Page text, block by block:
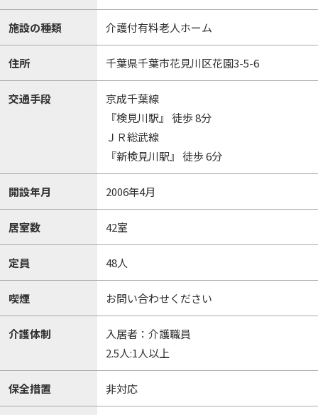
施設の種類 介護付有料老人ホーム
住所 千葉県千葉市花見川区花園3-5-6
交通手段
京成千葉線
『検見川駅』 徒歩 8分
ＪＲ総武線
『新検見川駅』 徒歩 6分
開設年月 2006年4月
居室数 42室
定員 48人
喫煙 お問い合わせください
介護体制
入居者：介護職員
2.5人:1人以上
保全措置 非対応